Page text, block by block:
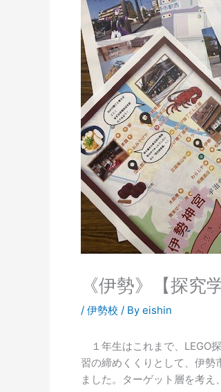
《伊勢》【探究
/ 伊勢校 / By eishin
１年生はこれまで、LEGO
習の締めくくりとして、伊勢
ました。ターゲット層を考